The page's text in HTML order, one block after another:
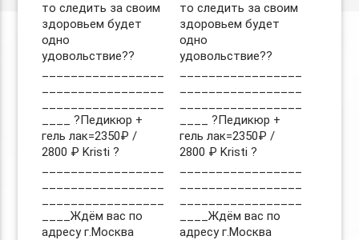
то следить за своим
здоровьем будет
одно
удовольствие??
____ ?Педикюр +
гель лак=2350₽ /
2800 ₽ Kristi ?
____Ждём вас по
адресу г.Москва
то следить за своим
здоровьем будет
одно
удовольствие??
____ ?Педикюр +
гель лак=2350₽ /
2800 ₽ Kristi ?
____Ждём вас по
адресу г.Москва